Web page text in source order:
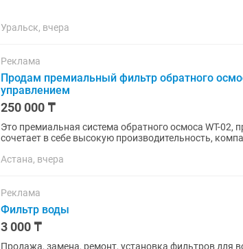
Уральск, вчера
Реклама
Продам премиальный фильтр обратного
управлением
250 000 ₸
Это премиальная система обратного осмоса WT-
сочетает в себе высокую производительность,
Астана, вчера
Реклама
Фильтр воды
3 000 ₸
Продажа, замена, ремонт, установка фильтров для